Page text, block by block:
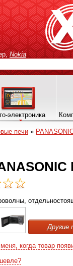
Nokia
электроника
печи »
Другие
когда товар